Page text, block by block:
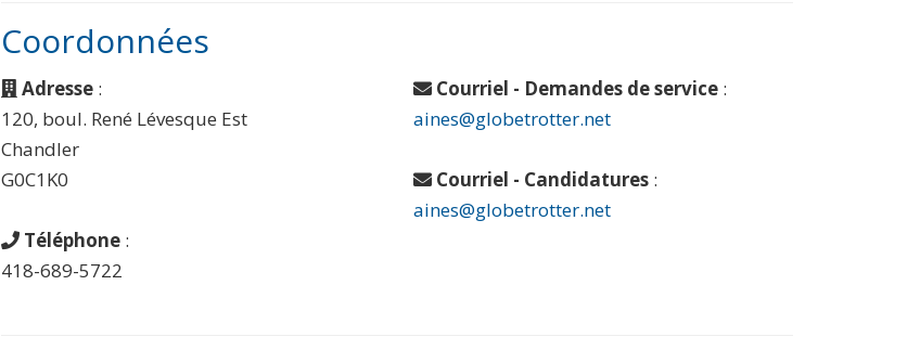
Coordonnées
Adresse :
120, boul. René Lévesque Est
Chandler
G0C1K0
Téléphone :
418-689-5722
Courriel - Demandes de service :
aines@globetrotter.net
Courriel - Candidatures :
aines@globetrotter.net